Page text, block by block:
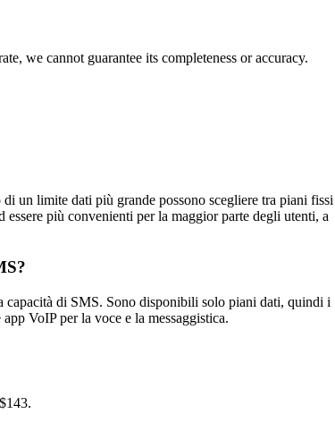
we cannot guarantee its completeness or accuracy.
un limite dati più grande possono scegliere tra piani fissi
più convenienti per la maggior parte degli utenti, a
di SMS. Sono disponibili solo piani dati, quindi i
VoIP per la voce e la messaggistica.